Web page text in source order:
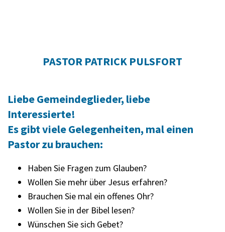
PASTOR PATRICK PULSFORT
Liebe Gemeindeglieder, liebe
Interessierte!
Es gibt viele Gelegenheiten, mal einen
Pastor zu brauchen:
Haben Sie Fragen zum Glauben?
Wollen Sie mehr über Jesus erfahren?
Brauchen Sie mal ein offenes Ohr?
Wollen Sie in der Bibel lesen?
Wünschen Sie sich Gebet?